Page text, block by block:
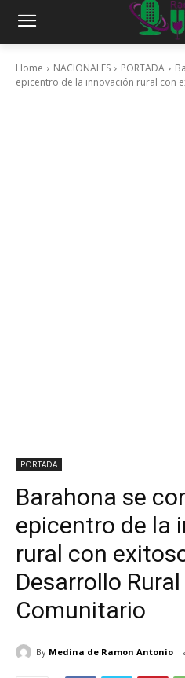
Home NACIONALES PORTADA
epicentro de la innovación rural con
PORTADA
Barahona se
epicentro de la
rural con
Desarrollo
Comunitario
By Medina de Ramon Antonio